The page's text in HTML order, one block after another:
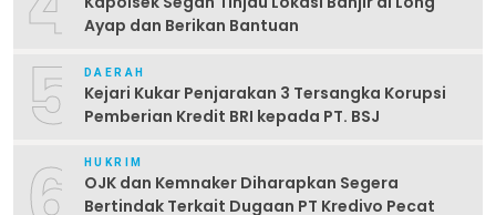
Ayap dan Berikan Bantuan
5 DAERAH
Kejari Kukar Penjarakan 3 Tersangka Korupsi
Pemberian Kredit BRI kepada PT. BSJ
HUKRIM
OJK dan Kemnaker Diharapkan Segera
Bertindak Terkait Dugaan PT Kredivo Pecat